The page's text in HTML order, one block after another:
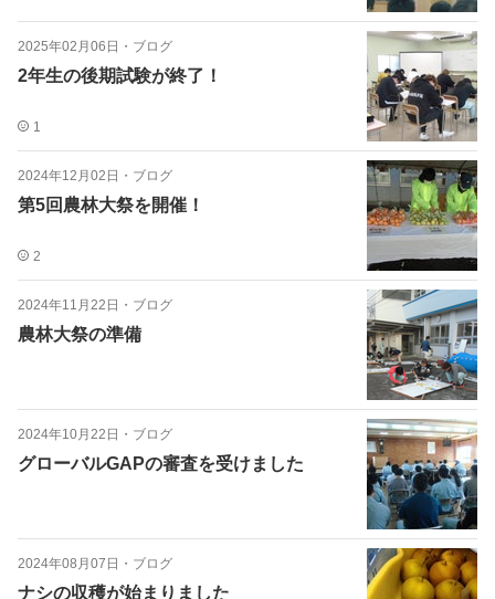
2025年02月06日 ・ ブログ
2年生の後期試験が終了！
1
2024年12月02日 ・ ブログ
第5回農林大祭を開催！
2
2024年11月22日 ・ ブログ
農林大祭の準備
2024年10月22日 ・ ブログ
グローバルGAPの審査を受けました
2024年08月07日 ・ ブログ
ナシの収穫が始まりました